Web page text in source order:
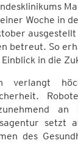
Woche in
betreut. So
in die
verlangt
an
setzt
des